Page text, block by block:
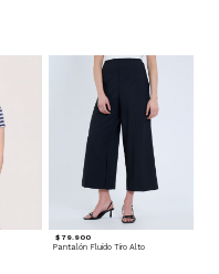
$ 79.900
Pantalón Fluido Tiro Alto